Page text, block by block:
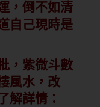
，倒不如清
自己現時是
，紫微斗數
風水，改
解詳情：